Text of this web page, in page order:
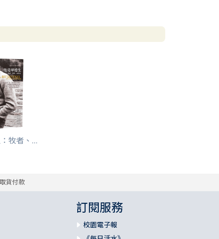
牧者、...
貨付款
訂閱服務
校園電子報